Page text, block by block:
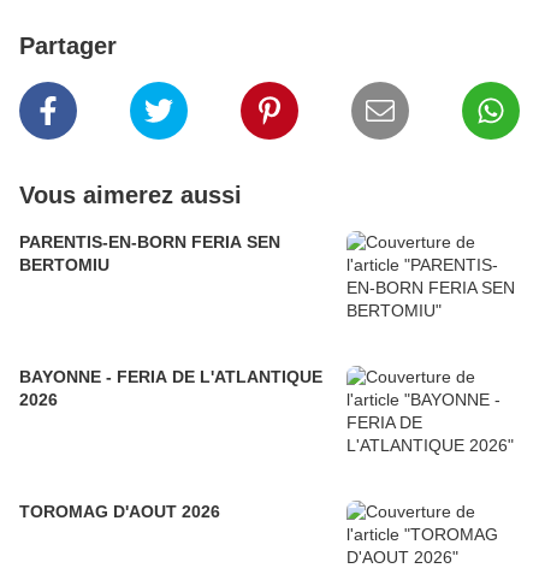
Partager
Vous aimerez aussi
PARENTIS-EN-BORN FERIA SEN
BERTOMIU
BAYONNE - FERIA DE L'ATLANTIQUE
2026
TOROMAG D'AOUT 2026